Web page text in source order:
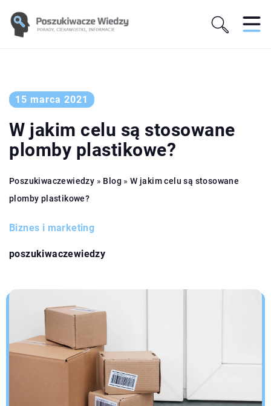
15 marca 2021
W jakim celu są stosowane
plomby plastikowe?
Poszukiwaczewiedzy » Blog »W jakim celu są stosowane
plomby plastikowe?
Biznes i marketing
poszukiwaczewiedzy